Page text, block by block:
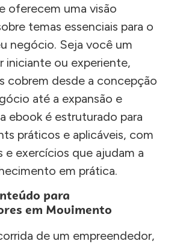
oferecem uma visão
temas essenciais para o
negócio. Seja você um
iniciante ou experiente,
cobrem desde a concepção
até a expansão e
ebook é estruturado para
práticos e aplicáveis, com
e exercícios que ajudam a
em prática.
para
em Movimento
de um empreendedor,